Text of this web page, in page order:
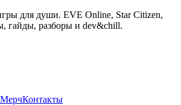
для души. EVE Online, Star Citizen,
гайды, разборы и dev&chill.
МерчКонтакты